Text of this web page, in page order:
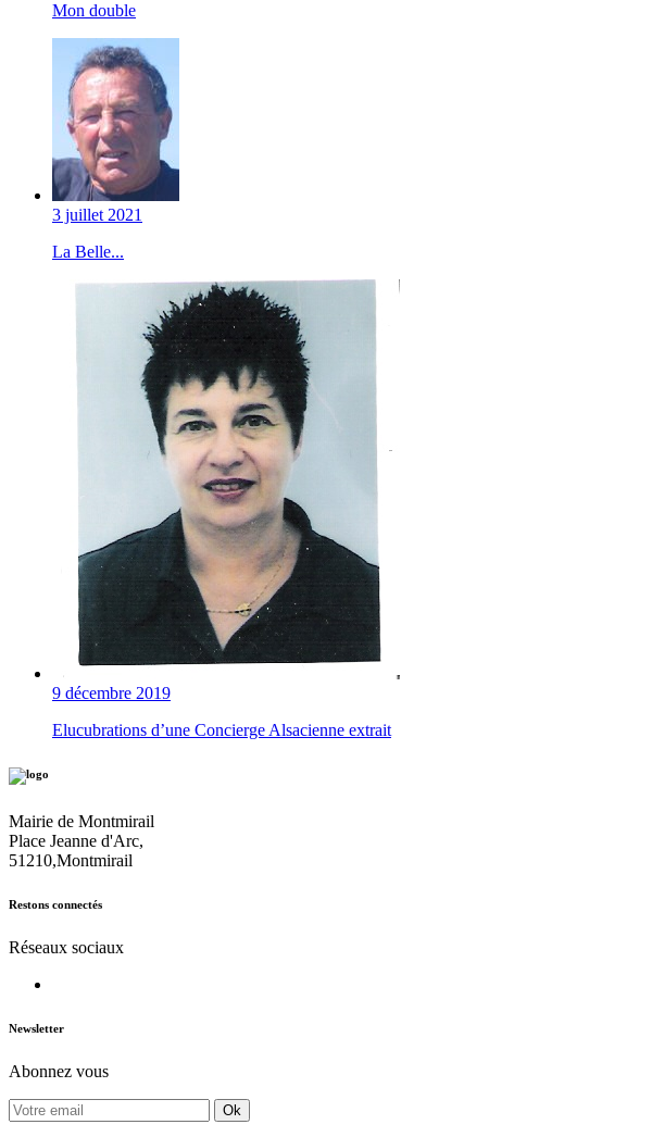
Mon double
3 juillet 2021
La Belle...
9 décembre 2019
Elucubrations d’une Concierge Alsacienne extrait
Mairie de Montmirail
Place Jeanne d'Arc,
51210,Montmirail
Restons connectés
Réseaux sociaux
Newsletter
Abonnez vous
Ok